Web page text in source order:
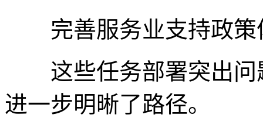
完善服务业支持政策
这些任务部署突出问
进一步明晰了路径。